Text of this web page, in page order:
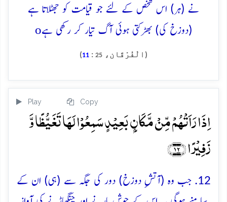
نے (ہر) اس شخص کے لئے جو قیامت کو جھٹلاتا ہے
(دوزخ کی) بھڑکتی ہوئی آگ تیار کر رکھی ہےo
(الْفُرْقَان، 25
:
11
)
Play Copy
اِذَا رَاَتۡہُمۡ مِّنۡ مَّکَانٍۭ بَعِیۡدٍ سَمِعُوۡا لَہَا تَغَیُّظًا وَّ
زَفِیۡرًا ﴿۱۲﴾
12. جب وہ (آتشِ دوزخ) دور کی جگہ سے (ہی) ان کے